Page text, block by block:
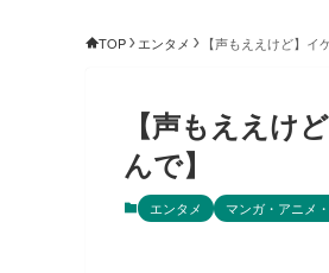
TOP エンタメ 【声もええけど】イ
【声もええけ
んで】
エンタメ マンガ・アニメ